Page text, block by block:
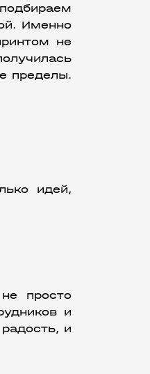
Именно
не
пределы.
идей,
просто
и
и